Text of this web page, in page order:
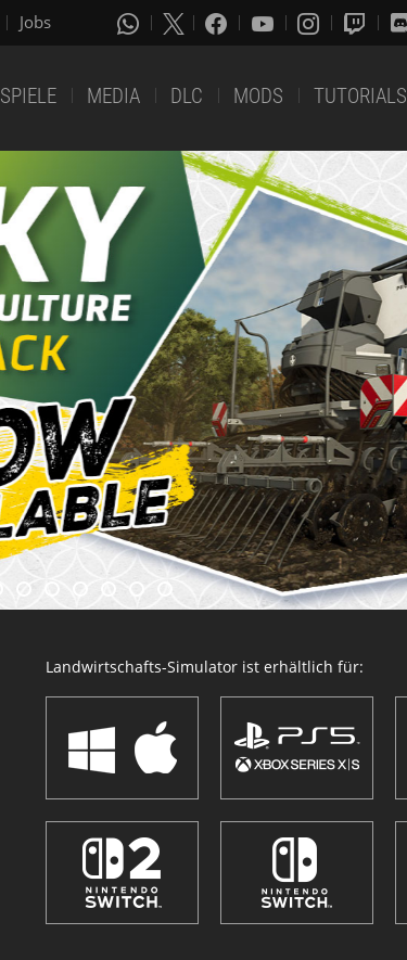
Jobs
SPIELE MEDIA DLC MODS TUTORIALS
Landwirtschafts-Simulator ist erhältlich für: